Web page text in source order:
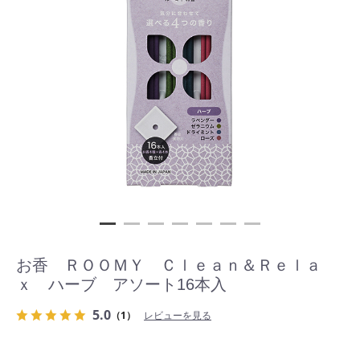
お香 ＲＯＯＭＹ Ｃｌｅａｎ＆Ｒｅｌａ
ｘ ハーブ アソート16本入
5.0 （1） レビューを見る